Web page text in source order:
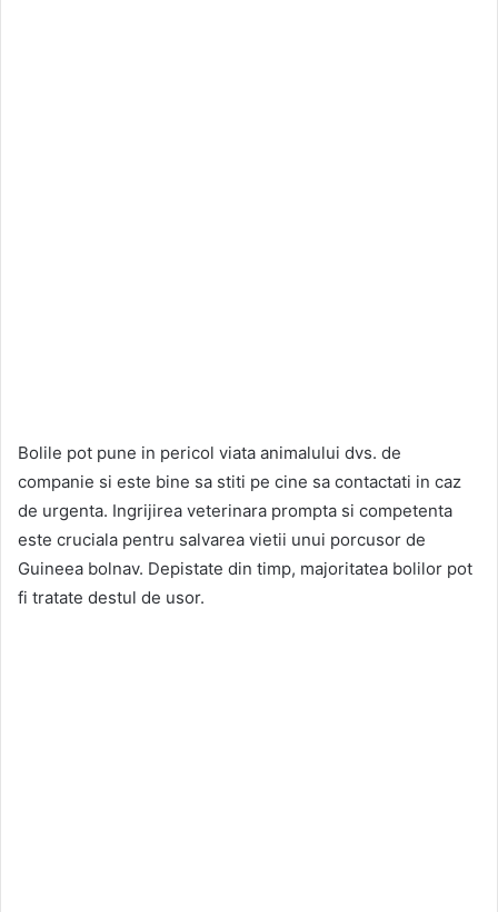
Bolile pot pune in pericol viata animalului dvs. de
companie si este bine sa stiti pe cine sa contactati in caz
de urgenta. Ingrijirea veterinara prompta si competenta
este cruciala pentru salvarea vietii unui porcusor de
Guineea bolnav. Depistate din timp, majoritatea bolilor pot
fi tratate destul de usor.